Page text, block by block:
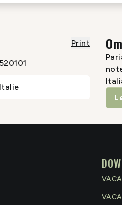
Print
520101
Italie